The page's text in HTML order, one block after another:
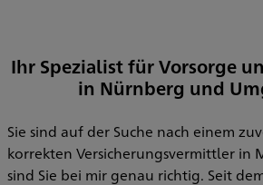
Ihr Spezialist für Vorsorge
in Nürnberg und
Sie sind auf der Suche nach einem
korrekten Versicherungsvermittler in
sind Sie bei mir genau richtig. Seit